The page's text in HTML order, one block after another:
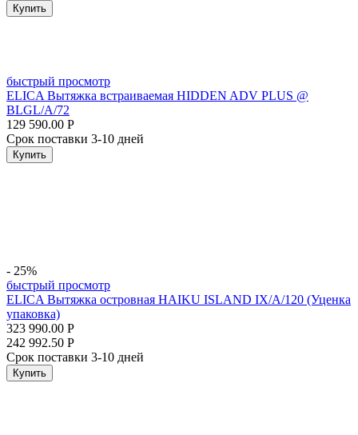
Купить
быстрый просмотр
ELICA Вытяжка встраиваемая HIDDEN ADV PLUS @
BLGL/A/72
129 590.00 Р
Срок поставки 3-10 дней
Купить
- 25%
быстрый просмотр
ELICA Вытяжка островная HAIKU ISLAND IX/A/120 (Уценка
упаковка)
323 990.00 Р
242 992.50 Р
Срок поставки 3-10 дней
Купить